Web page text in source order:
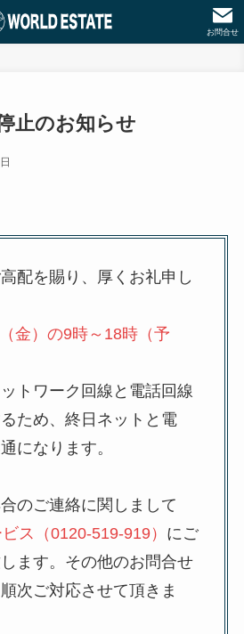
お問合せ
止のお知らせ
配を賜り、厚くお礼申し
金）の9時～18時（予
トワーク回線と電話回線
ため、終日ネットと電
になります。
のご連絡に関しまして
ス（0120-519-919） にご
ます。その他のお問合せ
次ご対応させて頂きま